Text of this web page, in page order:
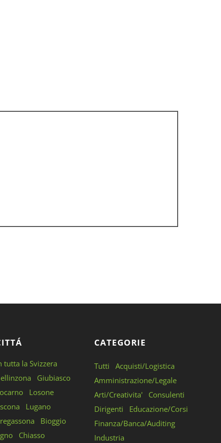
tutta la Svizzera
Giubiasco
Losone
Lugano
Bioggio
Chiasso
CATEGORIE
Tutti
Acquisti/Logistica
Amministrazione/Legale
Arti/Creativita'
Consulenti
Dirigenti
Educazione/Corsi
Finanza/Banca/Auditing
Industria